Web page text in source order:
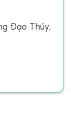
Đạo Thúy,